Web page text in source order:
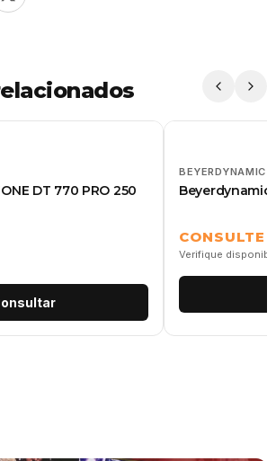
DT 770 PRO 250
BEYERDYNAMIC
Beyerdynamic
CONSULTE
Verifique